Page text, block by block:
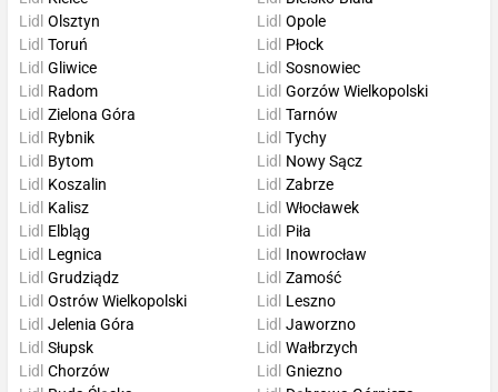
Lidl Olsztyn
Lidl Toruń
Lidl Gliwice
Lidl Radom
Lidl Opole
Lidl Płock
Lidl Sosnowiec
Lidl Gorzów Wielkopolski
Lidl Zielona Góra
Lidl Rybnik
Lidl Bytom
Lidl Koszalin
Lidl Tarnów
Lidl Tychy
Lidl Nowy Sącz
Lidl Zabrze
Lidl Kalisz
Lidl Elbląg
Lidl Legnica
Lidl Grudziądz
Lidl Włocławek
Lidl Piła
Lidl Inowrocław
Lidl Zamość
Lidl Ostrów Wielkopolski
Lidl Jelenia Góra
Lidl Słupsk
Lidl Chorzów
Lidl Leszno
Lidl Jaworzno
Lidl Wałbrzych
Lidl Gniezno